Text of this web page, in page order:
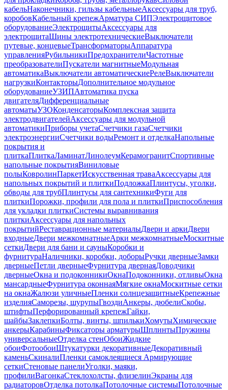
кабельНаконечники, гильзы кабельныеАксессуары для труб,
коробовКабельный крепежАрматура СИПЭлектрощитовое
оборудованиеЭлектрощитыАксессуары для
электрощитаШины электротехническиеВыключатели
путевые, концевыеТрансформаторыАппаратура
управленияРубильникиПредохранителиЧастотные
преобразователиПускатели магнитныеМодульная
автоматикаВыключатели автоматическиеРелеВыключатели
нагрузкиКонтакторыДополнительное модульное
оборудованиеУЗИПАвтоматика пуска
двигателяДифференциальные
автоматыУЗОКонденсаторыКомплексная защита
электродвигателейАксессуары для модульной
автоматикиПриборы учетаСчетчики газаСчетчики
электроэнергииСчетчики водыРемонт и отделкаНапольные
покрытия и
плиткаПлиткаЛаминатЛинолеумКерамогранитСпортивные
напольные покрытияВиниловые
полыКовролинПаркетИскусственная траваАксессуары для
напольных покрытий и плиткиПодложкаПлинтусы, уголки,
обводы для трубПлинтусы для сантехникиФуги для
плиткиПорожки, профили для пола и плиткиПриспособления
для укладки плиткиСистемы выравнивания
плиткиАксессуары для напольных
покрытийРеставрационные материалыДвери и аркиДвери
входныеДвери межкомнатныеАрки межкомнатныеМоскитные
сеткиДвери для бани и сауныКоробки и
фурнитураНаличники, коробки, доборыРучки дверныеЗамки
дверныеПетли дверныеФурнитура двернаяДоводчики
дверныеОкна и подоконникиОкнаПодоконники, отливыОкна
мансардныеФурнитура оконнаяМягкие окнаМоскитные сетки
на окнаЖалюзи уличныеПленки солнцезащитныеКрепежные
изделияСаморезы, шурупыГвоздиАнкеры, дюбелиСкобы,
штифтыПерфорированный крепежГайки,
шайбыЗаклепкиБолты, винты, шпилькиХомутыХимические
анкерыКарабиныФиксаторы арматурыШплинтыПружины
универсальныеОтделка стенОбоиЖидкие
обоиФотообоиШтукатурки декоративныеДекоративный
каменьСкиналиПленки самоклеящиеся Армирующие
сеткиСтеновые панелиУголки, маяки,
профилиВагонкаСтеклохолсты, флизелинЭкраны для
радиаторовОтделка потолкаПотолочные системыПотолочные